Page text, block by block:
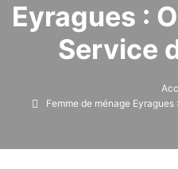
Eyragues :
Service
Femme de ménage